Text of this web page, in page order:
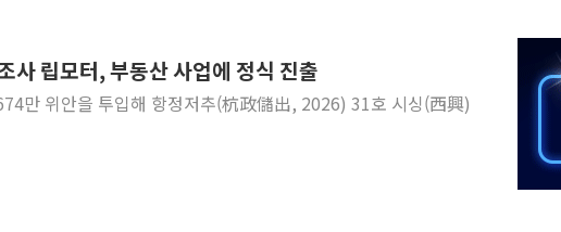
[코인시황] 비트코인 6만4000달러대 횡보…고래·ETF 매수에도
[베트남 증시] 유동성 부진 지속, 강보합 마감...석유·가스주 올랐
'찜통더위'에 전력수요 역대 최고치 경신…한낮 총수요
사 립모터, 부동산 사업에 정식 진출
만 위안을 투입해 항정저추(杭政儲出, 2026) 31호 시싱(西興)